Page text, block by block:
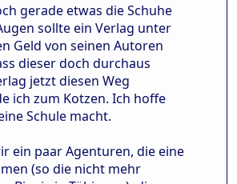
gerade etwas die Schuhe
sollte ein Verlag unter
Geld von seinen Autoren
dieser doch durchaus
jetzt diesen Weg
ich zum Kotzen. Ich hoffe
Schule macht.
ein paar Agenturen, die eine
(so die nicht mehr